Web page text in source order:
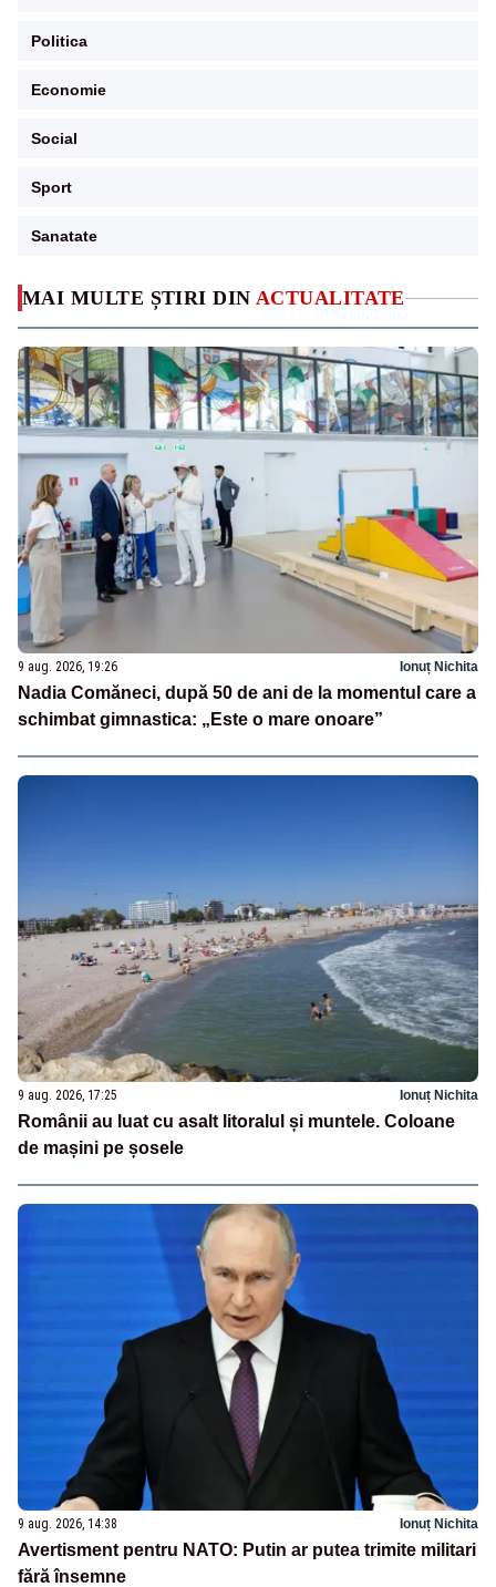
MAI MULTE ȘTIRI DIN ACTUALITATE
9 aug. 2026, 19:26 Ionuț Nichita
Nadia Comăneci, după 50 de ani de la momentul care a
schimbat gimnastica: „Este o mare onoare”
9 aug. 2026, 17:25 Ionuț Nichita
Românii au luat cu asalt litoralul și muntele. Coloane
de mașini pe șosele
9 aug. 2026, 14:38 Ionuț Nichita
Avertisment pentru NATO: Putin ar putea trimite militari
fără însemne
Politica
Economie
Social
Sport
Sanatate